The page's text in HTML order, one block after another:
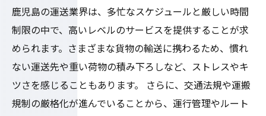
鹿児島の運送業界は、多忙なスケジュールと厳しい時間
制限の中で、高いレベルのサービスを提供することが求
められます。さまざまな貨物の輸送に携わるため、慣れ
ない運送先や重い荷物の積み下ろしなど、ストレスやキ
ツさを感じることもあります。 さらに、交通法規や運搬
規制の厳格化が進んでいることから、運行管理やルート